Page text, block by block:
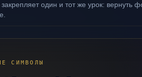
один и тот же урок: вернуть
СИМВОЛЫ